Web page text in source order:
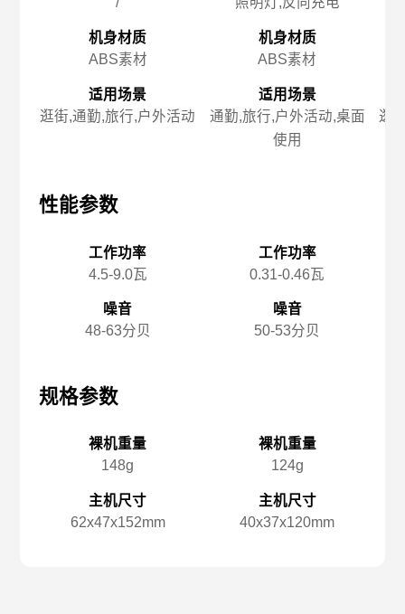
机身材质
ABS素材
适用场景
逛街,通勤,旅行,户外活动
性能参数
工作功率
4.5-9.0瓦
噪音
48-63分贝
规格参数
裸机重量
148g
主机尺寸
62x️47x️152mm
机身材质
ABS素材
适用场景
通勤,旅行,户外活动,桌面
使用
工作功率
0.31-0.46瓦
噪音
50-53分贝
裸机重量
124g
主机尺寸
40x️37x️120mm
逛